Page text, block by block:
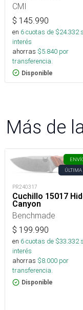
CMI
$ 145.990
en 6cuotas de $24.332
interés
ahorras $5.840 por
transferencia.
Disponible
Más de
PR240317
Cuchillo 15017
Canyon
Benchmade
$ 199.990
en 6cuotas de $33.332
interés
ahorras $8.000 por
transferencia.
Disponible